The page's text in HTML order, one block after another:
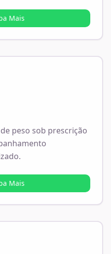
Mais
peso sob prescrição
Mais